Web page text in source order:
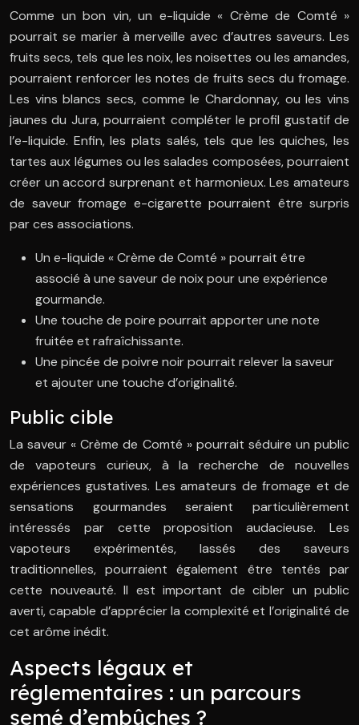
Comme un bon vin, un e-liquide « Crème de Comté »
pourrait se marier à merveille avec d’autres saveurs. Les
fruits secs, tels que les noix, les noisettes ou les amandes,
pourraient renforcer les notes de fruits secs du fromage.
Les vins blancs secs, comme le Chardonnay, ou les vins
jaunes du Jura, pourraient compléter le profil gustatif de
l’e-liquide. Enfin, les plats salés, tels que les quiches, les
tartes aux légumes ou les salades composées, pourraient
créer un accord surprenant et harmonieux. Les amateurs
de saveur fromage e-cigarette pourraient être surpris
par ces associations.
Un e-liquide « Crème de Comté » pourrait être
associé à une saveur de noix pour une expérience
gourmande.
Une touche de poire pourrait apporter une note
fruitée et rafraîchissante.
Une pincée de poivre noir pourrait relever la saveur
et ajouter une touche d’originalité.
Public cible
La saveur « Crème de Comté » pourrait séduire un public
de vapoteurs curieux, à la recherche de nouvelles
expériences gustatives. Les amateurs de fromage et de
sensations gourmandes seraient particulièrement
intéressés par cette proposition audacieuse. Les
vapoteurs expérimentés, lassés des saveurs
traditionnelles, pourraient également être tentés par
cette nouveauté. Il est important de cibler un public
averti, capable d’apprécier la complexité et l’originalité de
cet arôme inédit.
Aspects légaux et
réglementaires : un parcours
semé d’embûches ?